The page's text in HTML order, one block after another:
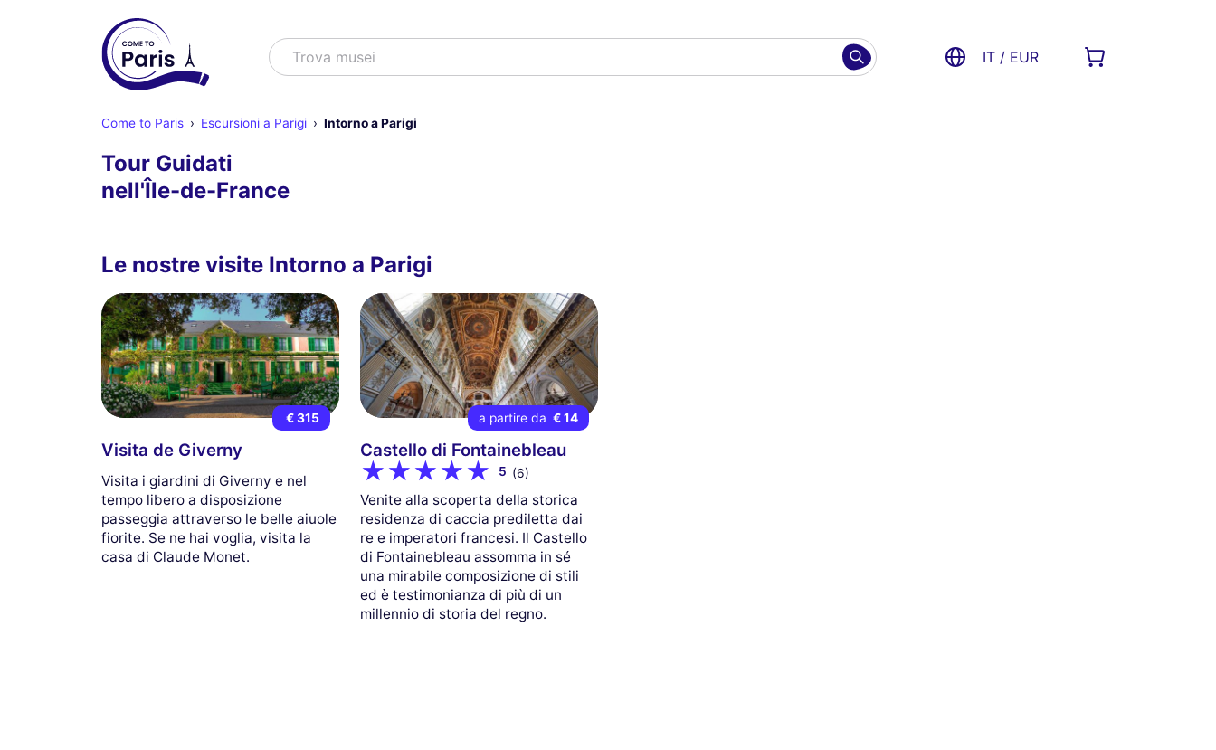
Cercare
Trova spettac IT / EUR
Come to Paris Escursioni a Parigi Intorno a Parigi
Tour Guidati
nell'Île-de-France
Le nostre visite Intorno a Parigi
€ 315
Visita de Giverny
Visita i giardini di Giverny e nel
tempo libero a disposizione
passeggia attraverso le belle aiuole
fiorite. Se ne hai voglia, visita la
casa di Claude Monet.
a partire da € 14
Castello di Fontainebleau
5 (6)
Venite alla scoperta della storica
residenza di caccia prediletta dai
re e imperatori francesi. Il Castello
di Fontainebleau assomma in sé
una mirabile composizione di stili
ed è testimonianza di più di un
millennio di storia del regno.